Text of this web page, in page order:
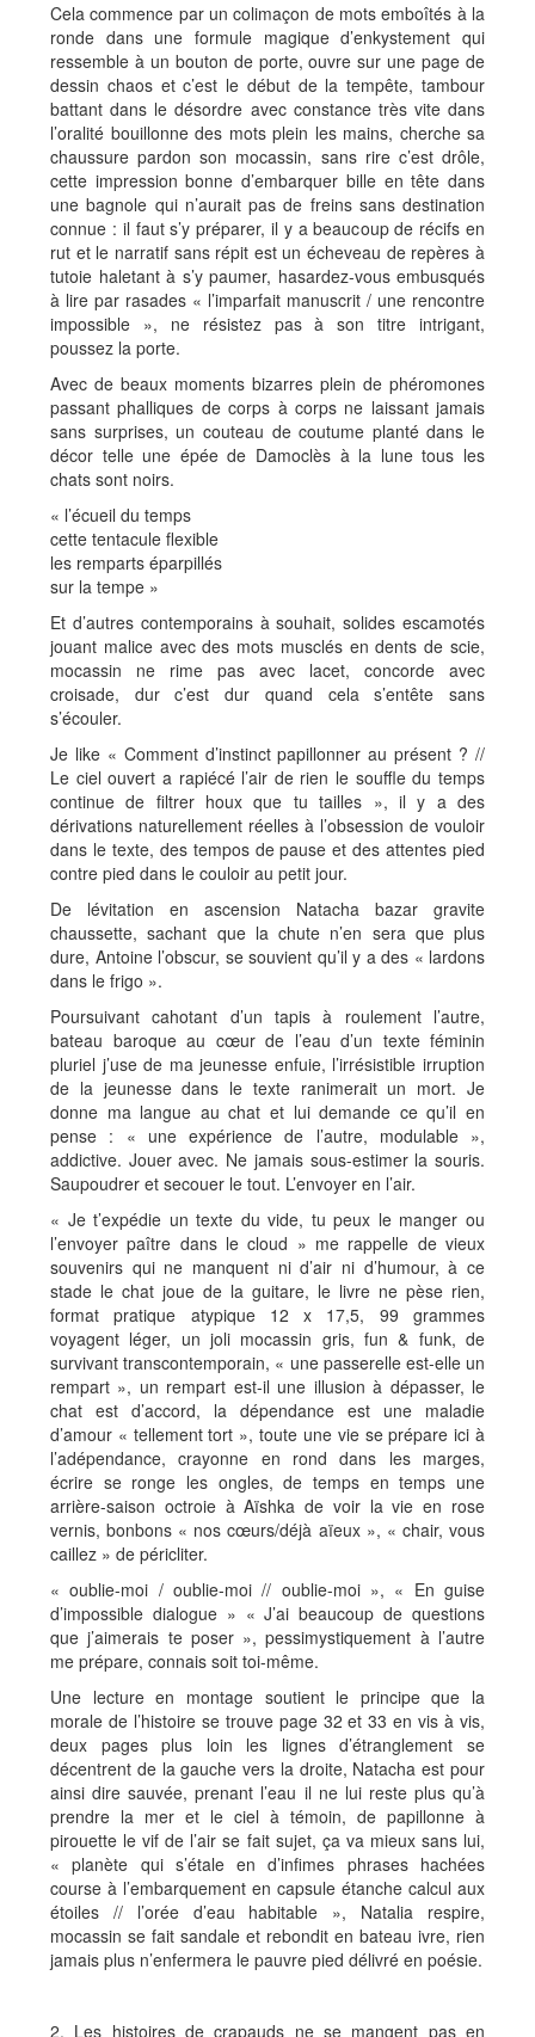
Cela commence par un colimaçon de mots emboîtés à la
ronde dans une formule magique d’enkystement qui
ressemble à un bouton de porte, ouvre sur une page de
dessin chaos et c’est le début de la tempête, tambour
battant dans le désordre avec constance très vite dans
l’oralité bouillonne des mots plein les mains, cherche sa
chaussure pardon son mocassin, sans rire c’est drôle,
cette impression bonne d’embarquer bille en tête dans
une bagnole qui n’aurait pas de freins sans destination
connue : il faut s’y préparer, il y a beaucoup de récifs en
rut et le narratif sans répit est un écheveau de repères à
tutoie haletant à s’y paumer, hasardez-vous embusqués
à lire par rasades « l’imparfait manuscrit / une rencontre
impossible », ne résistez pas à son titre intrigant,
poussez la porte.
Avec de beaux moments bizarres plein de phéromones
passant phalliques de corps à corps ne laissant jamais
sans surprises, un couteau de coutume planté dans le
décor telle une épée de Damoclès à la lune tous les
chats sont noirs.
« l’écueil du temps
cette tentacule flexible
les remparts éparpillés
sur la tempe »
Et d’autres contemporains à souhait, solides escamotés
jouant malice avec des mots musclés en dents de scie,
mocassin ne rime pas avec lacet, concorde avec
croisade, dur c’est dur quand cela s’entête sans
s’écouler.
Je like « Comment d’instinct papillonner au présent ? //
Le ciel ouvert a rapiécé l’air de rien le souffle du temps
continue de filtrer houx que tu tailles », il y a des
dérivations naturellement réelles à l’obsession de vouloir
dans le texte, des tempos de pause et des attentes pied
contre pied dans le couloir au petit jour.
De lévitation en ascension Natacha bazar gravite
chaussette, sachant que la chute n’en sera que plus
dure, Antoine l’obscur, se souvient qu’il y a des « lardons
dans le frigo ».
Poursuivant cahotant d’un tapis à roulement l’autre,
bateau baroque au cœur de l’eau d’un texte féminin
pluriel j’use de ma jeunesse enfuie, l’irrésistible irruption
de la jeunesse dans le texte ranimerait un mort. Je
donne ma langue au chat et lui demande ce qu’il en
pense : « une expérience de l’autre, modulable »,
addictive. Jouer avec. Ne jamais sous-estimer la souris.
Saupoudrer et secouer le tout. L’envoyer en l’air.
« Je t’expédie un texte du vide, tu peux le manger ou
l’envoyer paître dans le cloud » me rappelle de vieux
souvenirs qui ne manquent ni d’air ni d’humour, à ce
stade le chat joue de la guitare, le livre ne pèse rien,
format pratique atypique 12 x 17,5, 99 grammes
voyagent léger, un joli mocassin gris, fun & funk, de
survivant transcontemporain, « une passerelle est-elle un
rempart », un rempart est-il une illusion à dépasser, le
chat est d’accord, la dépendance est une maladie
d’amour « tellement tort », toute une vie se prépare ici à
l’adépendance, crayonne en rond dans les marges,
écrire se ronge les ongles, de temps en temps une
arrière-saison octroie à Aïshka de voir la vie en rose
vernis, bonbons « nos cœurs/déjà aïeux », « chair, vous
caillez » de péricliter.
« oublie-moi / oublie-moi // oublie-moi », « En guise
d’impossible dialogue » « J’ai beaucoup de questions
que j’aimerais te poser », pessimystiquement à l’autre
me prépare, connais soit toi-même.
Une lecture en montage soutient le principe que la
morale de l’histoire se trouve page 32 et 33 en vis à vis,
deux pages plus loin les lignes d’étranglement se
décentrent de la gauche vers la droite, Natacha est pour
ainsi dire sauvée, prenant l’eau il ne lui reste plus qu’à
prendre la mer et le ciel à témoin, de papillonne à
pirouette le vif de l’air se fait sujet, ça va mieux sans lui,
« planète qui s’étale en d’infimes phrases hachées
course à l’embarquement en capsule étanche calcul aux
étoiles // l’orée d’eau habitable », Natalia respire,
mocassin se fait sandale et rebondit en bateau ivre, rien
jamais plus n’enfermera le pauvre pied délivré en poésie.
2. Les histoires de crapauds ne se mangent pas en